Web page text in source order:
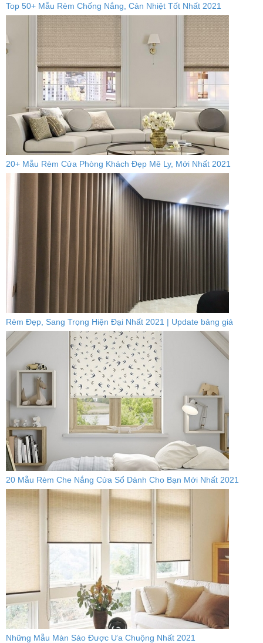
Top 50+ Mẫu Rèm Chống Nắng, Cản Nhiệt Tốt Nhất 2021
20+ Mẫu Rèm Cửa Phòng Khách Đẹp Mê Ly, Mới Nhất 2021
Rèm Đẹp, Sang Trọng Hiện Đại Nhất 2021 | Update bảng giá
20 Mẫu Rèm Che Nắng Cửa Sổ Dành Cho Bạn Mới Nhất 2021
Những Mẫu Màn Sáo Được Ưa Chuộng Nhất 2021